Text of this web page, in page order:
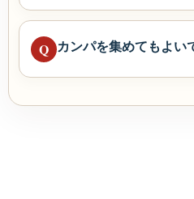
Q カンパを集めてもよい